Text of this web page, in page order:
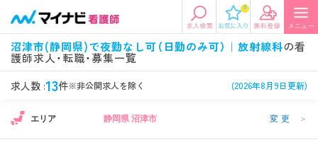
0
沼津市(静岡県)で夜勤なし可（日勤のみ可）｜放射線科の看
護師求人・転職・募集一覧
求人数 :13件※非公開求人を除く (2026年8月9日更新)
エリアから探す
エリアから探す
関東
希望の求人条件を選択
条件項目の選択に戻る
資格エリア 静岡県 沼津市 変更 ＞